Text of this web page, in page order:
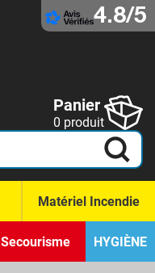
4.8/5
Panier
0 produit
Matériel Incendie
Secourisme HYGIÈNE